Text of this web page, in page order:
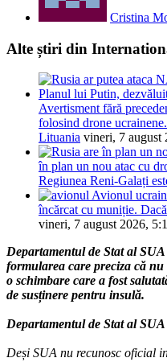
Cristina
Alte știri din
Avertisment fără
folosind drone
Lituania vineri, 7 august
în plan un nou atac cu
Regiunea Reni-Galați
Avionul
încărcat cu muniție.
vineri, 7 august 2026,
Departamentul de Stat al
formularea care preciza că
o schimbare care a fost
de susținere pentru insulă.
Departamentul de Stat al
Deși SUA nu recunosc oficial